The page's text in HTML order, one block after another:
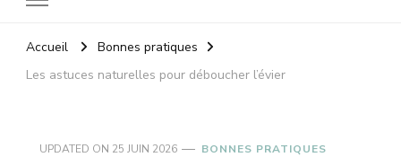
Accueil
Bonnes pratiques
Les astuces naturelles pour déboucher l’évier
UPDATED ON 25 JUIN 2026 BONNES PRATIQUES